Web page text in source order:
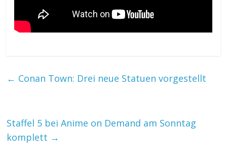
← Conan Town: Drei neue Statuen vorgestellt
Staffel 5 bei Anime on Demand am Sonntag
komplett →